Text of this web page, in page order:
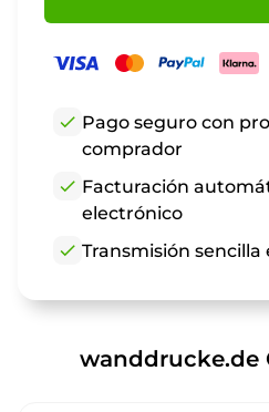
check Pago seguro con
comprador
check Facturación
electrónico
check Transmisión
wanddrucke.de